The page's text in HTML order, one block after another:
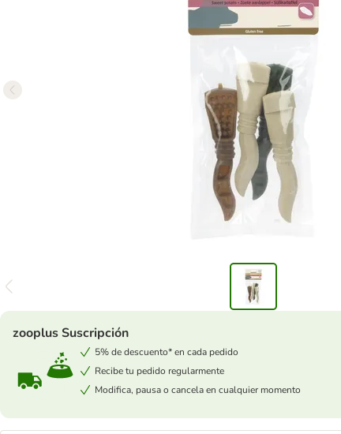
zooplus Suscripción
5% de descuento* en cada pedido
Recibe tu pedido regularmente
Modifica, pausa o cancela en cualquier momento